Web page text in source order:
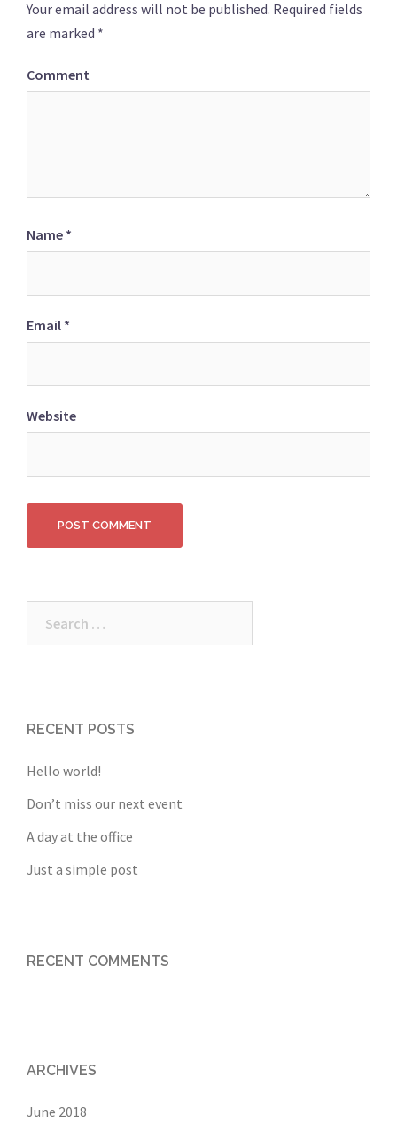
Your email address will not be published. Required fields
are marked *
Comment
Name *
Email *
Website
RECENT POSTS
Hello world!
Don’t miss our next event
A day at the office
Just a simple post
RECENT COMMENTS
ARCHIVES
June 2018